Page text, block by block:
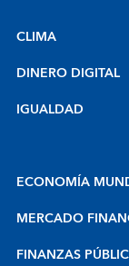
CLIMA
DINERO DIGITAL
IGUALDAD
ECONOMÍA
MERCADO
FINANZAS